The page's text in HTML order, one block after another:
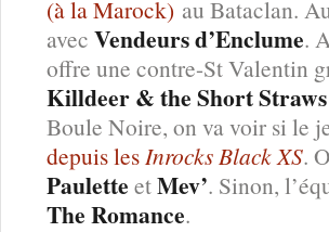
(à la Marock) au Bataclan.
avec Vendeurs d’Enclume.
offre une contre-St Valentin
Killdeer & the Short Straws
Boule Noire, on va voir si le
depuis lesInrocks Black XS.
Paulette etMev’. Sinon,
The Romance.